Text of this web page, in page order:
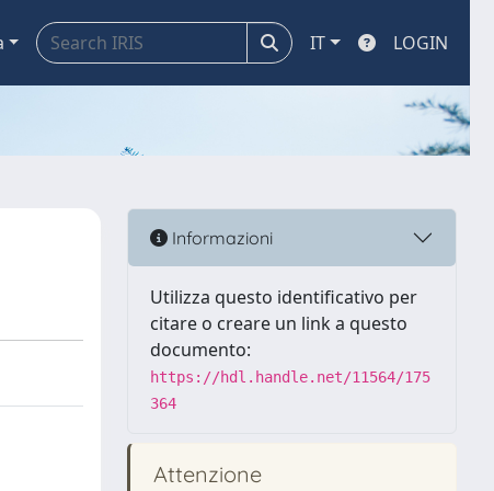
IT LOGIN
Informazioni
Utilizza questo identificativo per
citare o creare un link a questo
documento:
https://hdl.handle.net/11564/175
364
Attenzione